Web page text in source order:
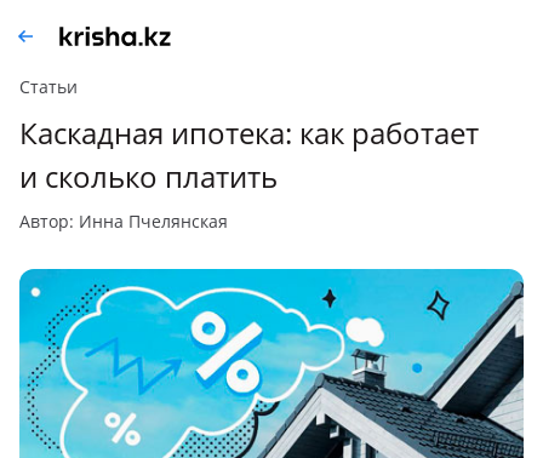
Статьи
Каскадная ипотека: как работает
и сколько платить
автор: Инна Пчелянская